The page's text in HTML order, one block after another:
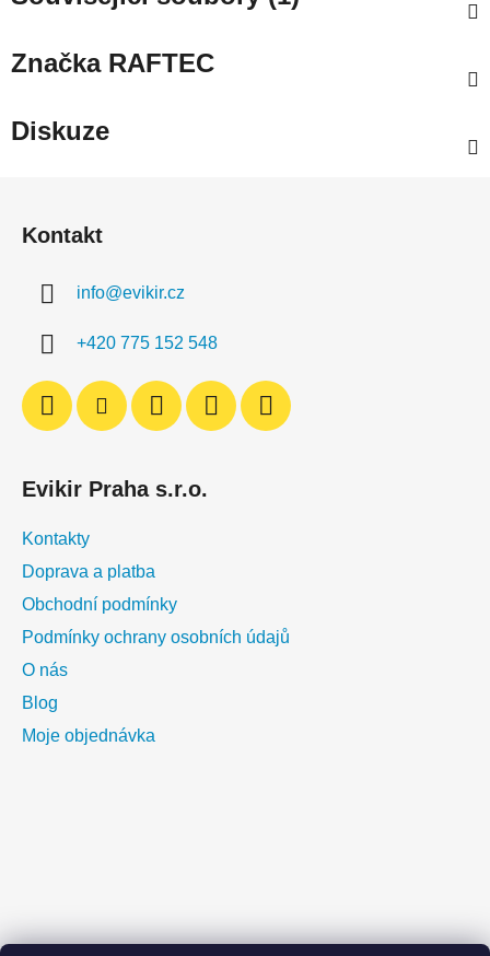
ZnačkaRAFTEC
Diskuze
Kontakt
info@evikir.cz
+420 775 152 548
Evikir Praha s.r.o.
Kontakty
Doprava a platba
Obchodní podmínky
Podmínky ochrany osobních údajů
O nás
Blog
Moje objednávka